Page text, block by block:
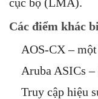
Các điểm khác
AOS-CX –
Aruba ASICs
Truy cập hiệu